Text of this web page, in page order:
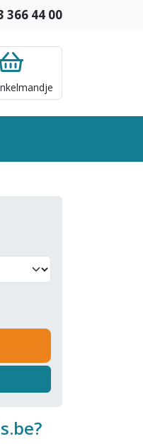
366 44 00